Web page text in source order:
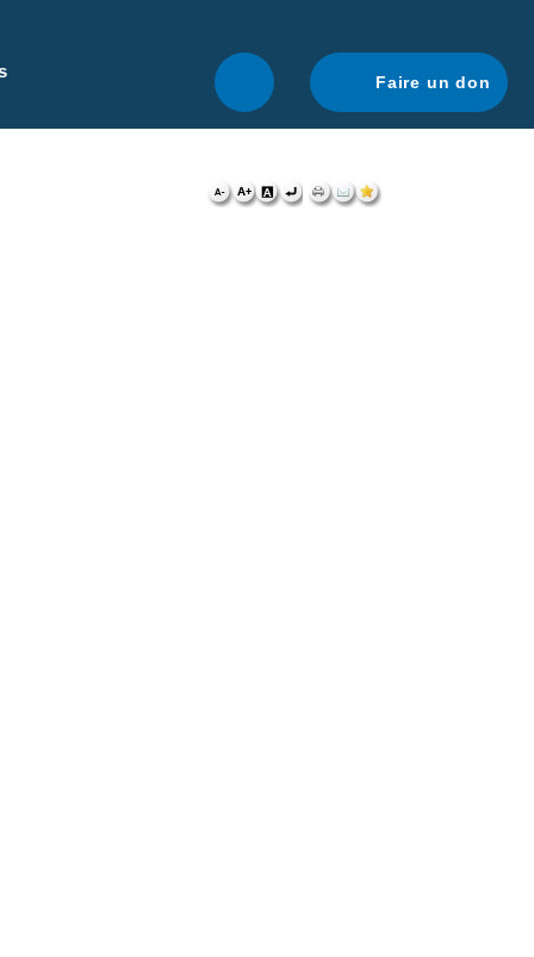
navigation optimale.
Faire un don